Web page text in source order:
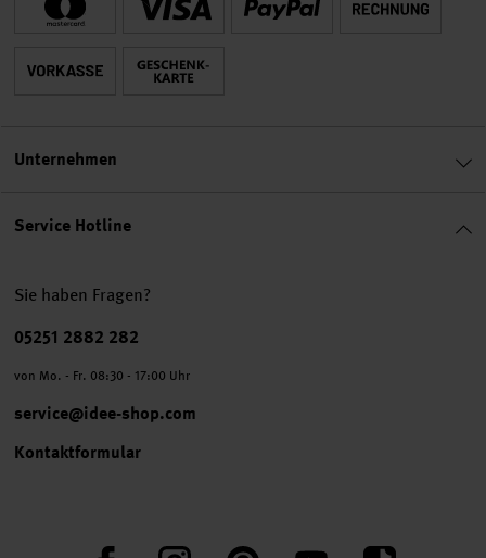
Service Hotline
Sie haben Fragen?
Telefonnummer
05251 2882 282
von Mo. - Fr. 08:30 - 17:00 Uhr
service@idee-shop.com
Kontaktformular
FacebookInstagram PinterestYouTube TikTok
Unternehmen